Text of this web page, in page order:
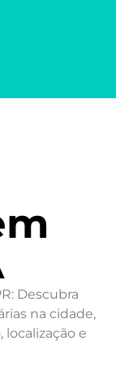
Descubra
na cidade,
e